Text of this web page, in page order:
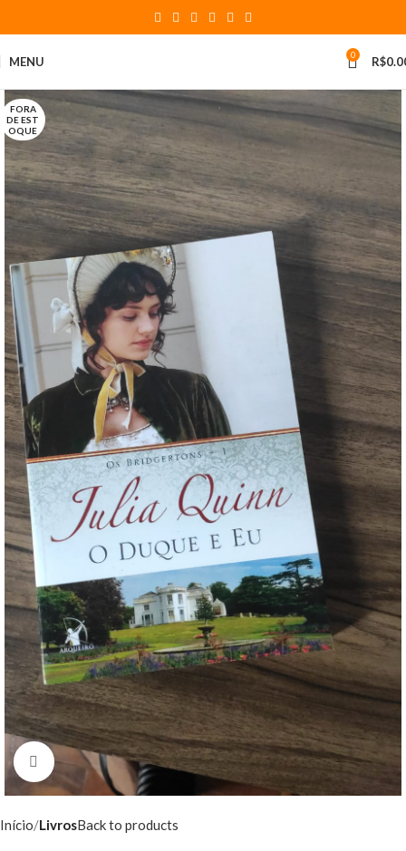
MENU 0 R$
FORA
DE EST
OQUE
Click to enlarge
Início LivrosBack to products